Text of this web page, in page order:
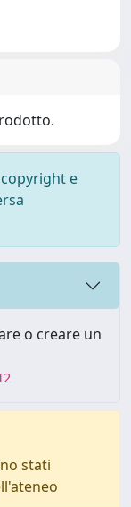
e
o creare un
stati